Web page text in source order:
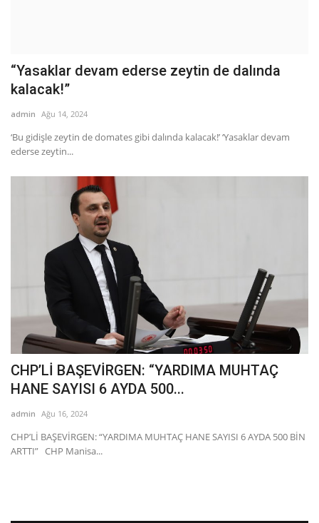
“Yasaklar devam ederse zeytin de dalında
kalacak!”
admin Ağu 14, 2024
‘Bu gidişle zeytin de domates gibi dalında kalacak!’ ‘Yasaklar devam
ederse zeytin...
CHP’Lİ BAŞEVİRGEN: “YARDIMA MUHTAÇ
HANE SAYISI 6 AYDA 500...
admin Ağu 16, 2024
CHP’Lİ BAŞEVİRGEN: “YARDIMA MUHTAÇ HANE SAYISI 6 AYDA 500 BİN
ARTTI” CHP Manisa...